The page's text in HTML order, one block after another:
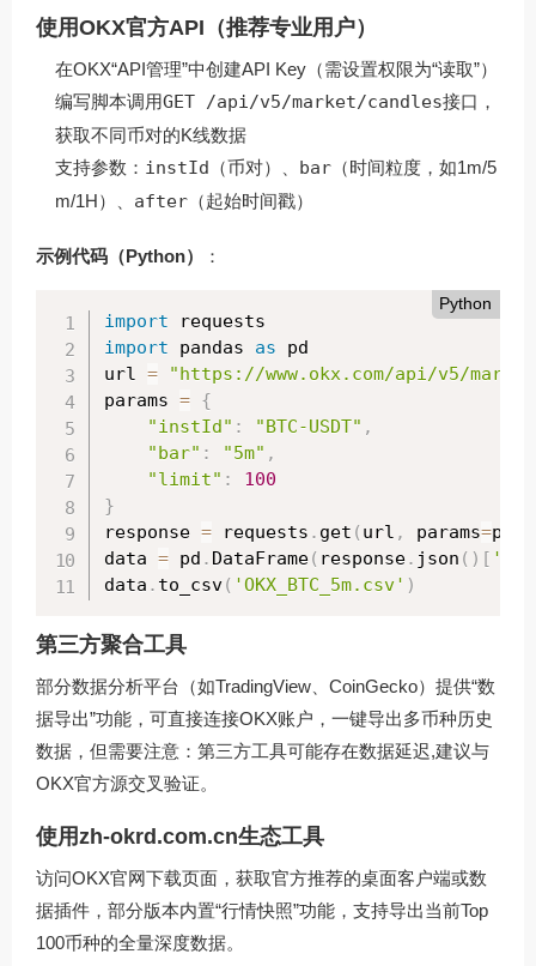
使用OKX官方API（推荐专业用户）
在OKX“API管理”中创建API Key（需设置权限为“读取”）
编写脚本调用GET /api/v5/market/candles接口，
获取不同币对的K线数据
支持参数： instId （币对）、 bar （时间粒度，如1m/5
m/1H）、 after （起始时间戳）
示例代码（Python） ：
Python
import
import pandas as pd
url =
"https://www.okx.com/api/v5/
params = {
"instId" : "BTC-USDT" ,
"bar" : "5m" ,
"limit" :
100
}
response = requests . get ( url , params=
data = pd . DataFrame( response. json ( ) [
data . to_csv( 'OKX_BTC_5m.csv' )
第三方聚合工具
部分数据分析平台（如TradingView、CoinGecko）提供“数
据导出”功能，可直接连接OKX账户，一键导出多币种历史
数据，但需要注意：第三方工具可能存在数据延迟,建议与
OKX官方源交叉验证。
使用zh-okrd.com.cn生态工具
访问OKX官网下载页面，获取官方推荐的桌面客户端或数
据插件，部分版本内置“行情快照”功能，支持导出当前Top
100币种的全量深度数据。